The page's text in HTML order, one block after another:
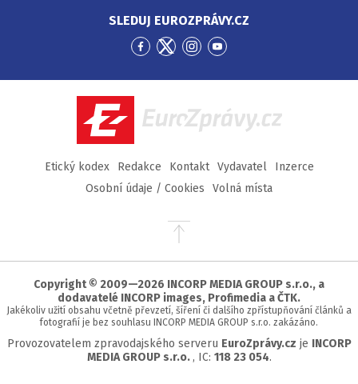
SLEDUJ EUROZPRÁVY.CZ
Přejít
Facebook
Přejít
Twitter
Přejít
Instagram
Přejít
YouTube
EuroZprávy.cz
Etický kodex Redakce Kontakt Vydavatel
Inzerce
Osobní údaje / Cookies
Volná místa
Přejít
stránky
Copyright © 2009—2026 INCORP MEDIA GROUP s.r.o., a
dodavatelé INCORP images, Profimedia a ČTK.
Jakékoliv užití obsahu včetně převzetí, šíření či dalšího zpřístupňování článků a
fotografií je bez souhlasu INCORP MEDIA GROUP s.r.o. zakázáno.
Provozovatelem zpravodajského serveru EuroZprávy.cz je INCORP
MEDIA GROUP s.r.o. , IC: 118 23 054.